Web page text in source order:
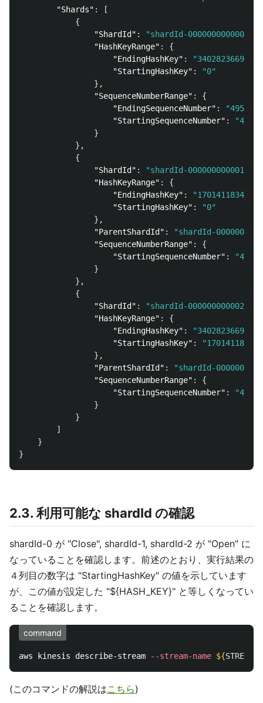
"Shards" :
[
{
"ShardId" : "shardId-000000000000"
"HashKeyRange" :
{
"EndingHashKey" :
"StartingHashKey" :
"0"
},
"SequenceNumberRange" :
{
"EndingSequenceNumber" :
"StartingSequenceNumber" :
}
},
{
"ShardId" : "shardId-000000000001"
"HashKeyRange" :
{
"EndingHashKey" :
"StartingHashKey" :
"0"
},
"ParentShardId" :
"shardId-
"SequenceNumberRange" :
{
"StartingSequenceNumber" :
}
},
{
"ShardId" : "shardId-000000000002"
"HashKeyRange" :
{
"EndingHashKey" :
"StartingHashKey" :
},
"ParentShardId" :
"shardId-
"SequenceNumberRange" :
{
"StartingSequenceNumber" :
}
}
]
}
}
2.3. 利用可能な shardId の確認
shardId-0 が "Close", shardId-1, shardId-2 が "Open" に
なっていることを確認します。前述のとおり、実行結果の
４列目の数字は "StartingHashKey" の値を示しています
が、この値が設定した "${HASH_KEY}" と等しくなってい
ることを確認します。
command
aws kinesis describe-stream --stream-name ${
(このコマンドの解説はこちら)